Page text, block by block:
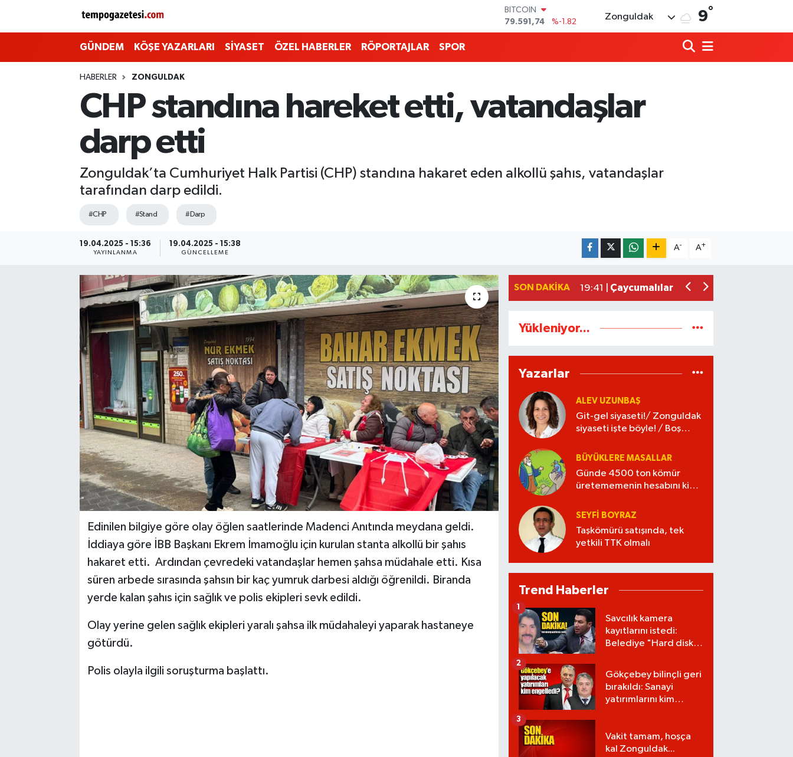
DOLAR
45,43620
%0.02
EURO
%0.19
BİST100
14.598,00
%0
Zonguldak 9°
GÜNDEM KÖŞE YAZARLARI SİYASET ÖZEL HABERLER RÖPORTAJLAR SPOR
HABERLER ZONGULDAK
CHP standına hareket etti, vatandaşlar
darp etti
Zonguldak’ta Cumhuriyet Halk Partisi (CHP) standına hakaret eden alkollü şahıs, vatandaşlar
tarafından darp edildi.
#CHP #Stand #Darp
19.04.2025 - 15:36
YAYINLANMA
19.04.2025 - 15:38
GÜNCELLEME
A- A+
Edinilen bilgiye göre olay öğlen saatlerinde Madenci Anıtında meydana geldi.
İddiaya göre İBB Başkanı Ekrem İmamoğlu için kurulan stanta alkollü bir şahıs
hakaret etti. Ardından çevredeki vatandaşlar hemen şahsa müdahale etti. Kısa
süren arbede sırasında şahsın bir kaç yumruk darbesi aldığı öğrenildi. Biranda
yerde kalan şahıs için sağlık ve polis ekipleri sevk edildi.
Olay yerine gelen sağlık ekipleri yaralı şahsa ilk müdahaleyi yaparak hastaneye
götürdü.
Polis olayla ilgili soruşturma başlattı.
SON DAKIKA
22:58 |Eski Bakan Tınaz Titiz, Çaycuma'yı
22:49 |Diploma dönemi bitiyor, mikro-
19:41 | Çaycumalılar Derneği’nden GMİS’e
Yükleniyor...
Yazarlar
ALEV UZUNBAŞ
Git-gel siyaseti!/ Zonguldak
siyaseti işte böyle! / Boş
BÜYÜKLERE MASALLAR
Günde 4500 ton kömür
üretememenin hesabını kim
SEYFI BOYRAZ
Taşkömürü satışında, tek
yetkili TTK olmalı
Trend Haberler
Savcılık kamera
kayıtlarını istedi:
Belediye "Hard disk
1
Gökçebey bilinçli geri
bırakıldı: Sanayi
yatırımlarını kim
2
Vakit tamam, hoşça
kal Zonguldak...
3
Zonguldak
Zonguldak Nöbetçi Eczaneler
Zonguldak Hava Durumu
Zonguldak Namaz Vakitleri
Zonguldak Trafik Yoğunluk Haritası
Tüm Manşetler